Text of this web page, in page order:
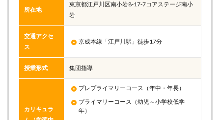
所在地
東京都江戸川区南小岩8-17-7コアステージ南小
岩
交通アクセ
ス
京成本線「江戸川駅」徒歩17分
授業形式 集団指導
カリキュラ
プレプライマリーコース（年中・年長）
プライマリーコース（幼児～小学校低学
年）